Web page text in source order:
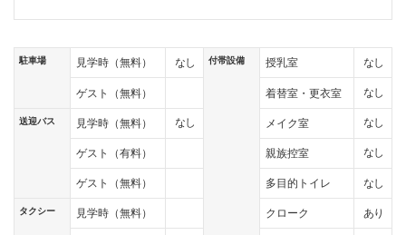
駐車場 見学時（無料） なし
ゲスト（無料）
送迎バス 見学時（無料） なし
ゲスト（有料）
ゲスト（無料）
タクシー 見学時（無料）
付帯設備 授乳室 なし
着替室・更衣室 なし
メイク室 なし
親族控室 なし
多目的トイレ なし
クローク あり